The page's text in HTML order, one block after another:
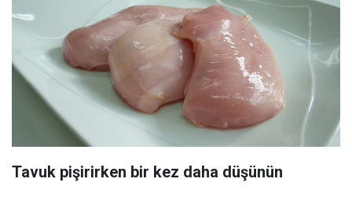
Tavuk pişirirken bir kez daha düşünün